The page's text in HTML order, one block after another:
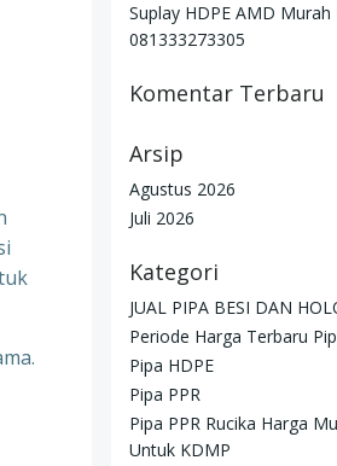
Suplay HDPE AMD
081333273305
Komentar Terbaru
Arsip
Agustus 2026
Juli 2026
Kategori
JUAL PIPA BESI DAN
Periode Harga Terbaru
Pipa HDPE
Pipa PPR
Pipa PPR Rucika Harga
Untuk KDMP